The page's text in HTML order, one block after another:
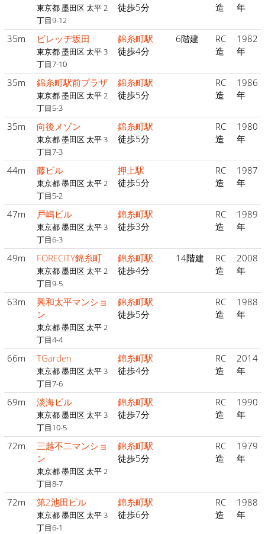
東京都 墨田区 太平 2
丁目9-12
徒歩5分
造
年
35m ビレッヂ坂田
東京都 墨田区 太平 3
丁目7-10
錦糸町駅
徒歩4分
6階建
RC
造
1982
年
35m 錦糸町駅前プラザ
東京都 墨田区 太平 2
丁目5-3
錦糸町駅
徒歩5分
RC
造
1986
年
35m 向後メゾン
東京都 墨田区 太平 3
丁目7-3
錦糸町駅
徒歩5分
RC
造
1980
年
44m 藤ビル
東京都 墨田区 太平 2
丁目5-2
押上駅
徒歩5分
RC
造
1987
年
47m 戸嶋ビル
東京都 墨田区 太平 3
丁目6-3
錦糸町駅
徒歩3分
RC
造
1989
年
49m FORECITY錦糸町
東京都 墨田区 太平 2
丁目9-5
錦糸町駅
徒歩4分
14階建
RC
造
2008
年
63m
興和太平マンショ
ン
東京都 墨田区 太平 2
丁目4-4
錦糸町駅
徒歩5分
RC
造
1988
年
66m TGarden
東京都 墨田区 太平 3
丁目7-6
錦糸町駅
徒歩4分
RC
造
2014
年
69m 淡海ビル
東京都 墨田区 太平 3
丁目10-5
錦糸町駅
徒歩7分
RC
造
1990
年
72m
三越不二マンショ
ン
東京都 墨田区 太平 2
丁目8-7
錦糸町駅
徒歩5分
RC
造
1979
年
72m 第2池田ビル
東京都 墨田区 太平 3
丁目6-1
錦糸町駅
徒歩6分
RC
造
1988
年